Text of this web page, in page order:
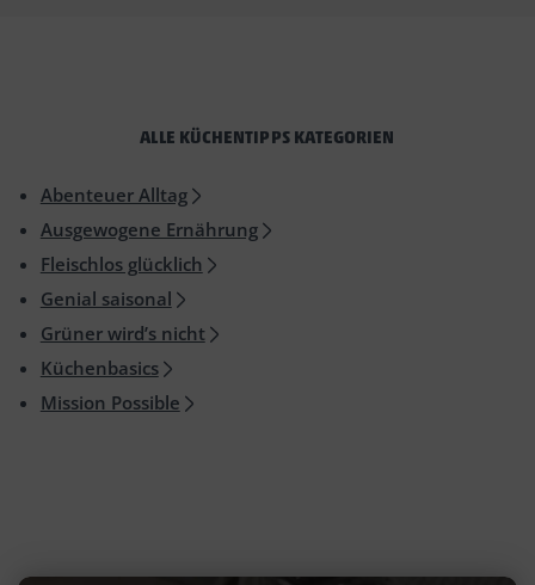
ALLE KÜCHENTIPPS KATEGORIEN
Abenteuer Alltag
Ausgewogene Ernährung
Fleischlos glücklich
Genial saisonal
Grüner wird’s nicht
Küchenbasics
Mission Possible